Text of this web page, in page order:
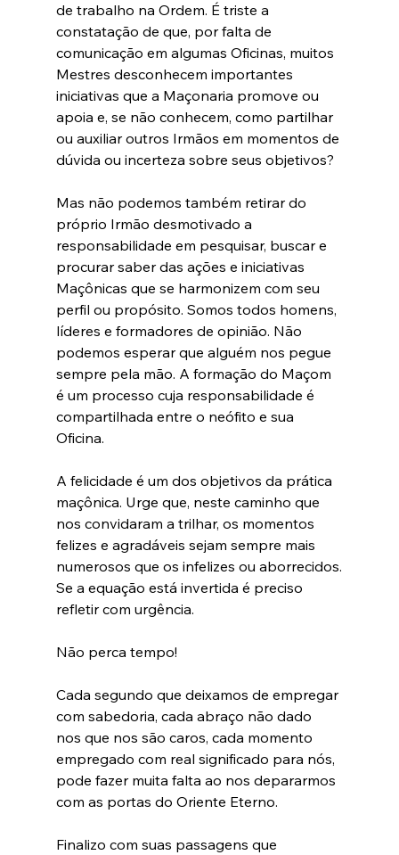
de trabalho na Ordem. É triste a
constatação de que, por falta de
comunicação em algumas Oficinas, muitos
Mestres desconhecem importantes
iniciativas que a Maçonaria promove ou
apoia e, se não conhecem, como partilhar
ou auxiliar outros Irmãos em momentos de
dúvida ou incerteza sobre seus objetivos?
Mas não podemos também retirar do
próprio Irmão desmotivado a
responsabilidade em pesquisar, buscar e
procurar saber das ações e iniciativas
Maçônicas que se harmonizem com seu
perfil ou propósito. Somos todos homens,
líderes e formadores de opinião. Não
podemos esperar que alguém nos pegue
sempre pela mão. A formação do Maçom
é um processo cuja responsabilidade é
compartilhada entre o neófito e sua
Oficina.
A felicidade é um dos objetivos da prática
maçônica. Urge que, neste caminho que
nos convidaram a trilhar, os momentos
felizes e agradáveis sejam sempre mais
numerosos que os infelizes ou aborrecidos.
Se a equação está invertida é preciso
refletir com urgência.
Não perca tempo!
Cada segundo que deixamos de empregar
com sabedoria, cada abraço não dado
nos que nos são caros, cada momento
empregado com real significado para nós,
pode fazer muita falta ao nos depararmos
com as portas do Oriente Eterno.
Finalizo com suas passagens que